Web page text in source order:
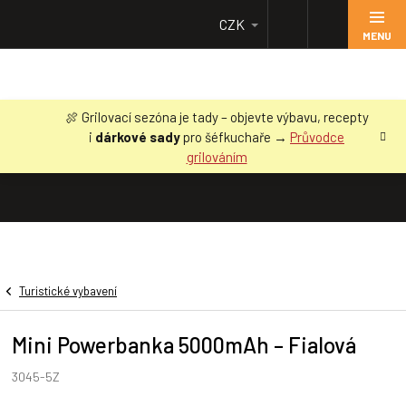
obsah
🍖 Grilovací sezóna je tady – objevte výbavu, recepty
i dárkové sadypro šéfkuchaře → Průvodce
grilováním
CZK
Turistické vybavení
Mini Powerbanka 5000mAh – Fialová
3045-5Z